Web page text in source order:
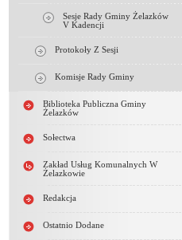
Sesje Rady Gminy Żelazków
V Kadencji
Protokoły Z Sesji
Komisje Rady Gminy
Biblioteka Publiczna Gminy
Żelazków
Sołectwa
Zakład Usług Komunalnych W
Żelazkowie
Redakcja
Ostatnio Dodane